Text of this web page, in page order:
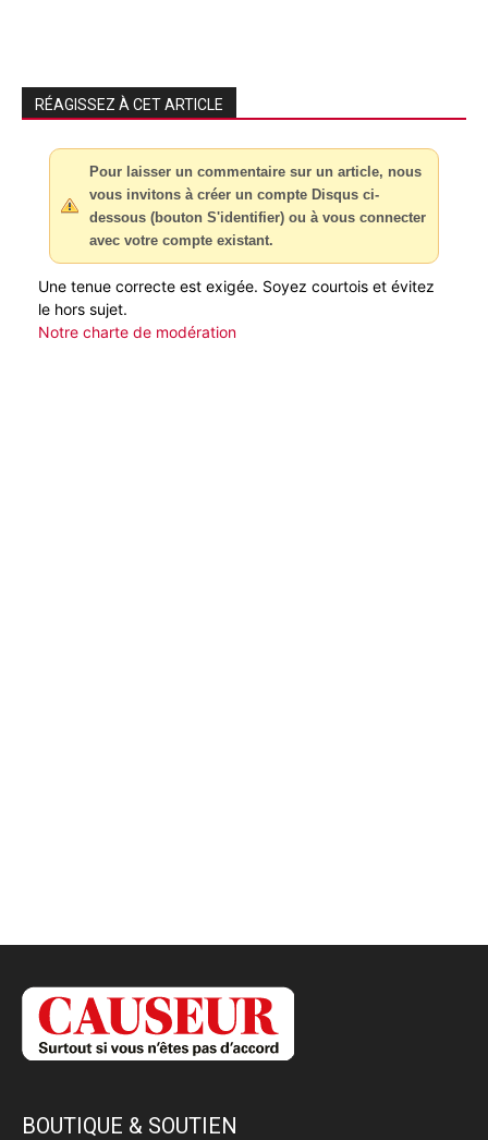
RÉAGISSEZ À CET ARTICLE
Pour laisser un commentaire sur un article, nous
vous invitons à créer un compte Disqus ci-
dessous (bouton S'identifier) ou à vous connecter
avec votre compte existant.
Une tenue correcte est exigée. Soyez courtois et évitez
le hors sujet.
Notre charte de modération
BOUTIQUE & SOUTIEN